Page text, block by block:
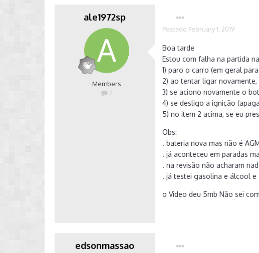
ale1972sp
Members
7
Postado February 1, 2019
Boa tarde
Estou com falha na partida
1) paro o carro (em geral
2) ao tentar ligar
3) se aciono novamente o
4) se desligo a ignição
5) no item 2 acima, se eu
Obs:
. bateria nova mas não é
. já aconteceu em paradas
. na revisão não acharam
. já testei gasolina e álcool
o Video deu 5mb Não sei
edsonmassao